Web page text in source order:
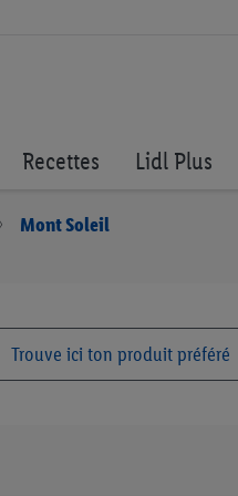
Recettes Lidl Plus
Mont Soleil